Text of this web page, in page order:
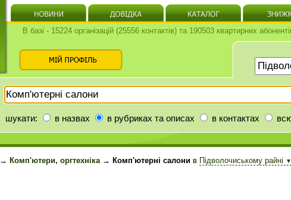
В базі - 15224 організацій (25556 контактів) та 190503 квартирних
шукати: в назвах в рубриках та описах в контактах
→ Комп'ютери, оргтехніка→ Комп'ютерні салони в Підволочиському райні ▼